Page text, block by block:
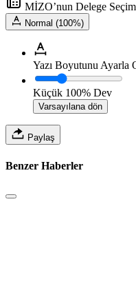
MİZO’nun Delege
Normal (100%)
Yazı Boyutunu Ayarla
Küçük 100% Dev
Varsayılana dön
Paylaş
Benzer Haberler